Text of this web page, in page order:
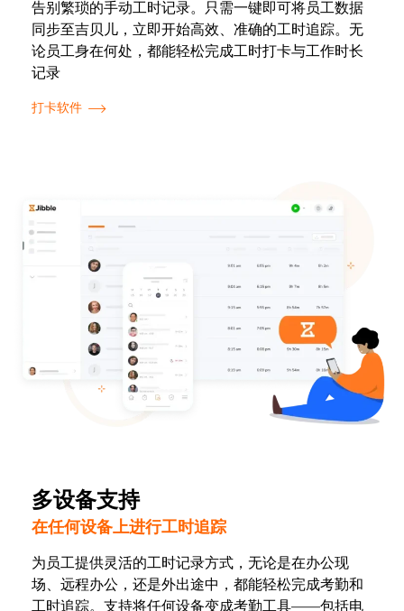
告别繁琐的手动工时记录。只需一键即可将员工数据
同步至吉贝儿，立即开始高效、准确的工时追踪。无
论员工身在何处，都能轻松完成工时打卡与工作时长
记录
打卡软件
多设备支持
在任何设备上进行工时追踪
为员工提供灵活的工时记录方式，无论是在办公现
场、远程办公，还是外出途中，都能轻松完成考勤和
工时追踪。支持将任何设备变成考勤工具——包括电